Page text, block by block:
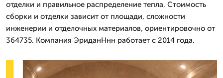
отделки и правильное распределение тепла. Стоимость
сборки и отделки зависит от площади, сложности
инженерии и отделочных материалов, ориентировочно от
364735. Компания ЭриданНнн работает с 2014 года.